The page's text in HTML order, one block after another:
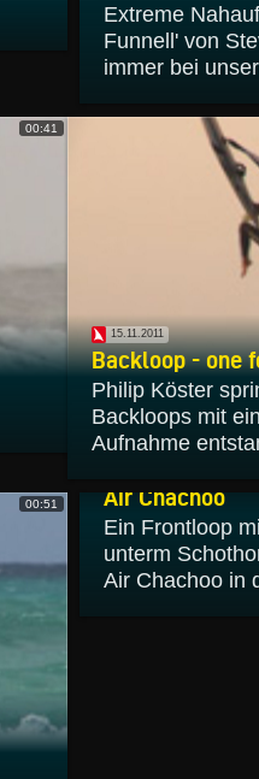
Extreme
Funnell' von
immer bei
00:41
15.11.2011
Backloop - one
Philip Köster
Backloops mit
Aufnahme
00:51 Air Chachoo
Ein Frontloop
unterm
Air Chachoo in